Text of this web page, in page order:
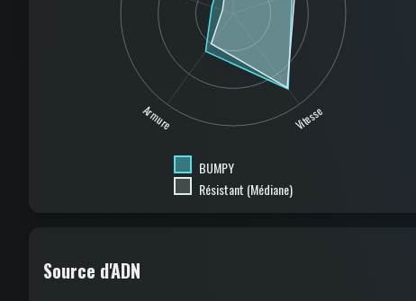
Vitesse
Armure
BUMPY
Résistant (Médiane)
Source d'ADN